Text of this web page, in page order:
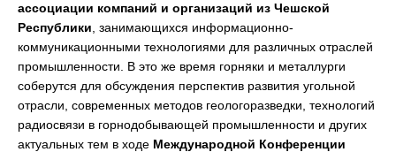
ассоциации компаний и организаций из Чешской
Республики , занимающихся информационно-
коммуникационными технологиями для различных отраслей
промышленности. В это же время горняки и металлурги
соберутся для обсуждения перспектив развития угольной
отрасли, современных методов геологоразведки, технологий
радиосвязи в горнодобывающей промышленности и других
актуальных тем в ходе Международной Конференции